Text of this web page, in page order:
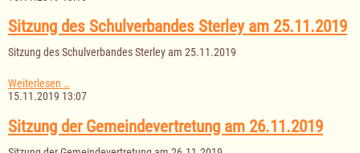
am
28.11.2019
Sitzung des Schulverbandes Sterley am 25.11.2019
Sitzung des Schulverbandes Sterley am 25.11.2019
Weiterlesen …Sitzung
des
Sterley
am
25.11.2019
15.11.2019 13:07
Sitzung der Gemeindevertretung am 26.11.2019